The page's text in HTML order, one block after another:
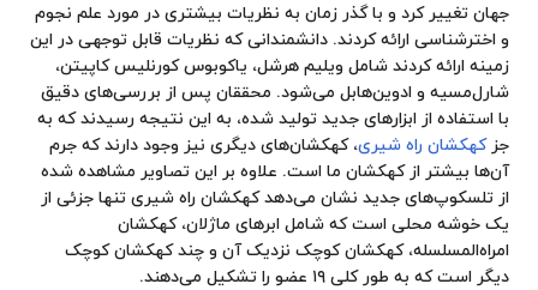
جهان تغییر کرد و با گذر زمان به نظریات بیشتری در مورد علم نجوم
و اخترشناسی ارائه کردند. دانشمندانی که نظریات قابل توجهی در این
زمینه ارائه کردند شامل ویلیم هرشل، یاکوبوس کورنلیس کاپیتن،
شارل‌مسیه و ادوین‌هابل می‌شود. محققان پس از بررسی‌های دقیق
با استفاده از ابزارهای جدید تولید شده، به این نتیجه رسیدند که به
جزکهکشان راه شیری، کهکشان‌های دیگری نیز وجود دارند که جرم
آن‌ها بیشتر از کهکشان ما است. علاوه بر این تصاویر مشاهده شده
از تلسکوپ‌های جدید نشان می‌دهد کهکشان راه شیری تنها جزئی از
یک خوشه محلی است که شامل ابرهای ماژلان، کهکشان
امراه‌المسلسله، کهکشان کوچک نزدیک آن و چند کهکشان کوچک
دیگر است که به طور کلی ۱۹ عضو را تشکیل می‌دهند.